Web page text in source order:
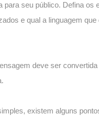
para seu público. Defina
e qual a linguagem
deve ser
existem alguns